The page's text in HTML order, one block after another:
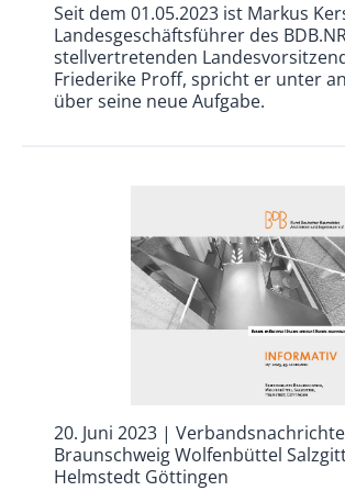
Seit dem 01.05.2023 ist Markus
Landesgeschäftsführer des
stellvertretenden
Friederike Proff, spricht er unter
über seine neue Aufgabe.
20. Juni 2023 |
Braunschweig Wolfenbüttel
Helmstedt Göttingen